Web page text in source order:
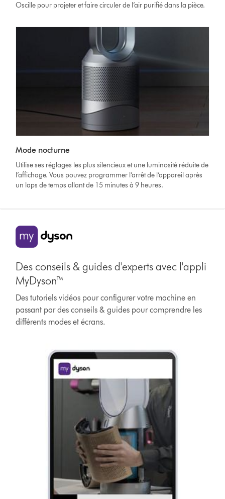
Oscille pour projeter et faire circuler de l’air purifié dans la pièce.
Mode nocturne
Utilise ses réglages les plus silencieux et une luminosité réduite de
l’affichage. Vous pouvez programmer l’arrêt de l’appareil après
un laps de temps allant de 15 minutes à 9 heures.
Des conseils & guides d'experts avec l'appli
MyDyson™
Des tutoriels vidéos pour configurer votre machine en
passant par des conseils & guides pour comprendre les
différents modes et écrans.